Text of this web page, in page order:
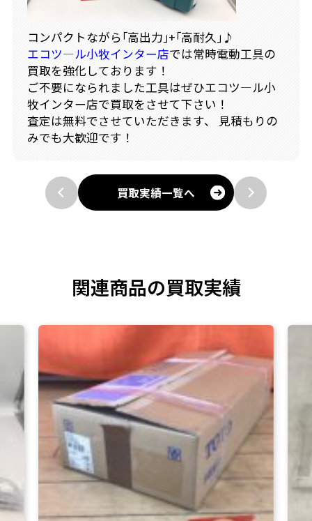
コンパクトながら｢高出力｣+｢高耐久｣♪
エコツ―ル小牧インター店では常時電動工具の
買取を強化しております！
ご不要になられました工具はぜひエコツ―ル小
牧インター店で買取をさせて下さい！
査定は無料でさせていただきます、 見積もりの
みでも大歓迎です！
買取実績一覧へ
関連商品の買取実績